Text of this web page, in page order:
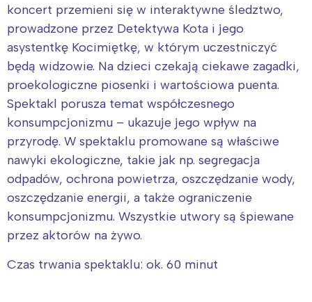
koncert przemieni się w interaktywne śledztwo,
prowadzone przez Detektywa Kota i jego
asystentkę Kocimiętkę, w którym uczestniczyć
będą widzowie. Na dzieci czekają ciekawe zagadki,
proekologiczne piosenki i wartościowa puenta.
Spektakl porusza temat współczesnego
konsumpcjonizmu – ukazuje jego wpływ na
przyrodę. W spektaklu promowane są właściwe
nawyki ekologiczne, takie jak np. segregacja
odpadów, ochrona powietrza, oszczędzanie wody,
oszczędzanie energii, a także ograniczenie
konsumpcjonizmu. Wszystkie utwory są śpiewane
przez aktorów na żywo.
Czas trwania spektaklu: ok. 60 minut